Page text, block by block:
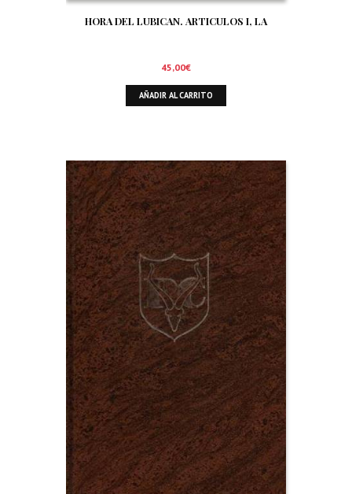
HORA DEL LUBICAN. ARTICULOS I, LA
45,00€
AÑADIR AL CARRITO